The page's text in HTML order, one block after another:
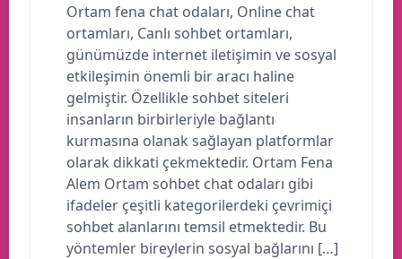
Ortam fena chat odaları, Online chat
ortamları, Canlı sohbet ortamları,
günümüzde internet iletişimin ve sosyal
etkileşimin önemli bir aracı haline
gelmiştir. Özellikle sohbet siteleri
insanların birbirleriyle bağlantı
kurmasına olanak sağlayan platformlar
olarak dikkati çekmektedir. Ortam Fena
Alem Ortam sohbet chat odaları gibi
ifadeler çeşitli kategorilerdeki çevrimiçi
sohbet alanlarını temsil etmektedir. Bu
yöntemler bireylerin sosyal bağlarını […]